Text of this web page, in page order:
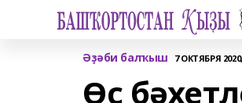
Әҙәби балҡыш 7 ОКТЯБРЯ
Өс